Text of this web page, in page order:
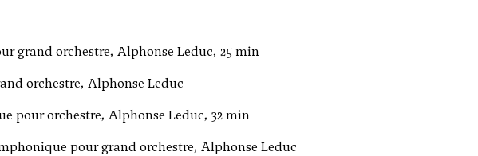
grand orchestre, Alphonse Leduc, 25 min
orchestre, Alphonse Leduc
pour orchestre, Alphonse Leduc, 32 min
pour grand orchestre, Alphonse Leduc